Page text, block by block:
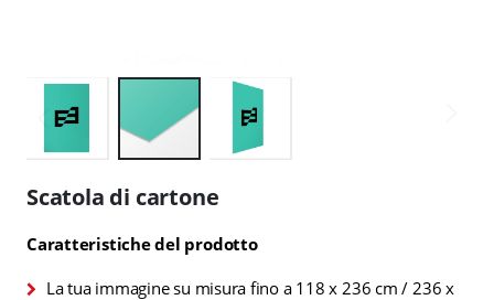
all'inizio
della
di
Scatola di cartone
Caratteristiche del prodotto
La tua immagine su misura fino a 118 x 236 cm / 236 x